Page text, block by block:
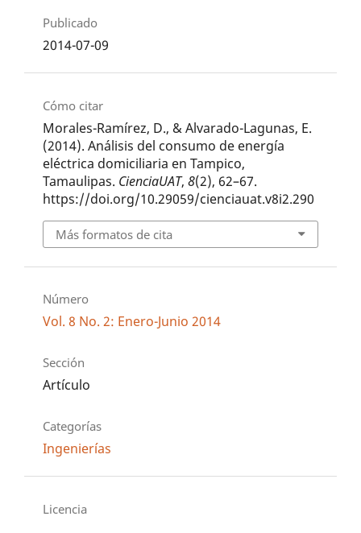
Publicado
2014-07-09
Cómo citar
Morales-Ramírez, D., & Alvarado-Lagunas, E.
(2014). Análisis del consumo de energía
eléctrica domiciliaria en Tampico,
Tamaulipas. CienciaUAT,8(2), 62–67.
https://doi.org/10.29059/cienciauat.v8i2.290
Más formatos de cita
Número
Vol. 8 No. 2: Enero-Junio 2014
Sección
Artículo
Categorías
Ingenierías
Licencia